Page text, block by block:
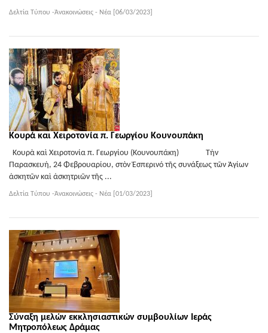
Δελτία Τύπου -Ἀνακοινώσεις - Νέα [06/03/2023]
Κουρά και Χειροτονία π. Γεωργίου Κουνουπάκη
Κουρὰ καὶ Χειροτονία π. Γεωργίου (Κουνουπάκη) Τήν
Παρασκευή, 24 Φεβρουαρίου, στὸν Ἑσπερινό τῆς συνάξεως τῶν Ἁγίων
ἀσκητῶν καὶ ἀσκητριῶν τῆς ...
Δελτία Τύπου -Ἀνακοινώσεις - Νέα [01/03/2023]
Σύναξη μελών εκκλησιαστικών συμβουλίων Ιεράς
Μητροπόλεως Δράμας